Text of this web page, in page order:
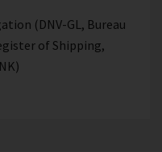
(DNV-GL, Bureau
of Shipping,